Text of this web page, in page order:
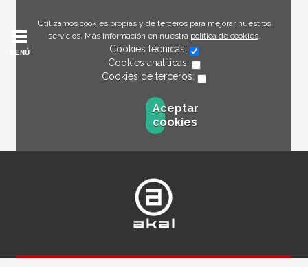
Utilizamos cookies propias y de terceros para mejorar nuestros
servicios. Más información en nuestra política de cookies.
Cookies técnicas:
Cookies analíticas:
Cookies de terceros:
Aceptar
cookies
MENÚ